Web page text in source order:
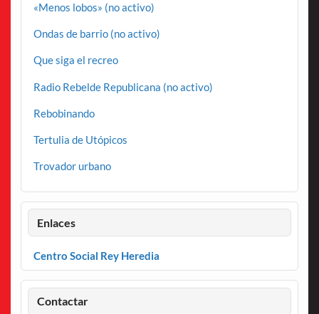
«Menos lobos» (no activo)
Ondas de barrio (no activo)
Que siga el recreo
Radio Rebelde Republicana (no activo)
Rebobinando
Tertulia de Utópicos
Trovador urbano
Enlaces
Centro Social Rey Heredia
Contactar